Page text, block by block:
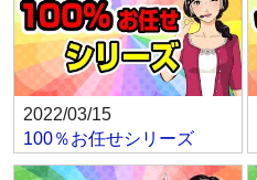
2022/03/15
100％お任せシリーズ